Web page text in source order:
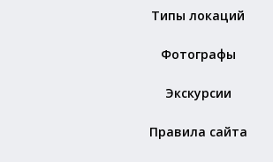
Типы локаций
Фотографы
Экскурсии
Правила сайта